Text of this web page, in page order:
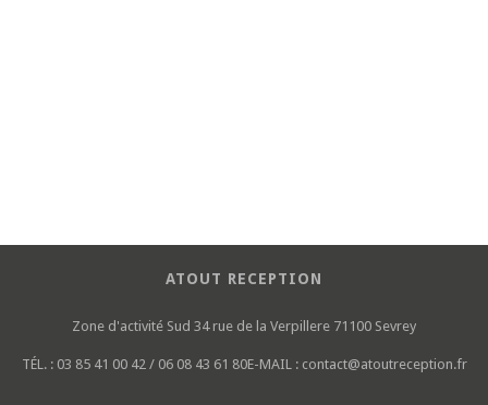
ATOUT RECEPTION
Zone d'activité Sud 34 rue de la Verpillere 71100 Sevrey
TÉL. : 03 85 41 00 42 / 06 08 43 61 80E-MAIL : contact@atoutreception.fr